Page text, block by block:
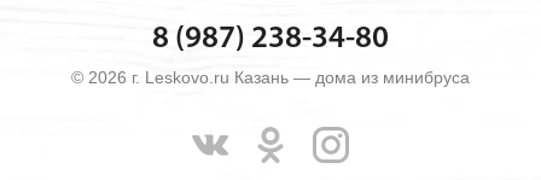
8 (987) 238-34-80
© 2026 г. Leskovo.ru Казань — дома из минибруса